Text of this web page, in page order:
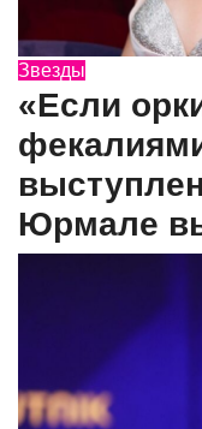
Звезды
«Если
Юрмале